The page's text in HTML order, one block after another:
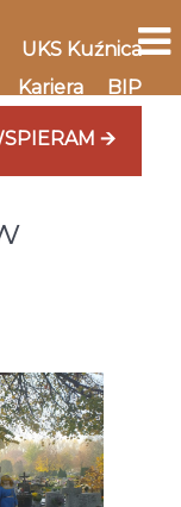
UKS Kuźnica
Kariera BIP
🡪